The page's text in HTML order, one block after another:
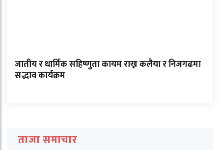
जातीय र धार्मिक सहिष्णुता कायम राख्न कलैया र निजगढमा
सद्भाव कार्यक्रम
ताजा समाचार